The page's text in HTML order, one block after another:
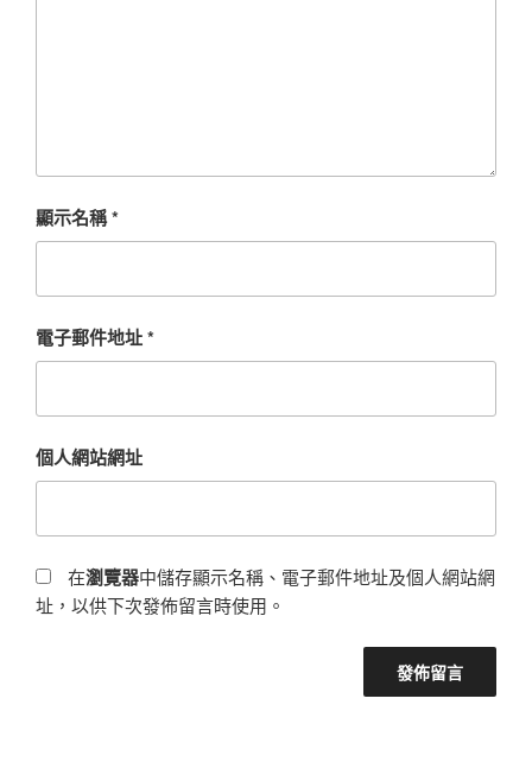
顯示名稱*
電子郵件地址*
個人網站網址
在瀏覽器中儲存顯示名稱、電子郵件地址及個人網站網
址，以供下次發佈留言時使用。